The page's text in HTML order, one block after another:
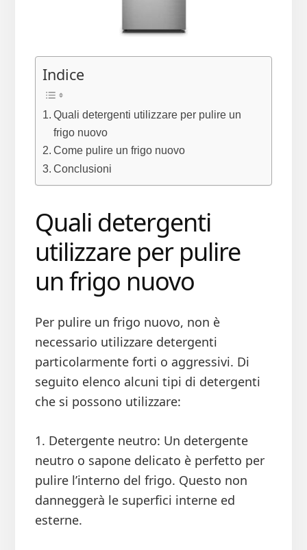
Indice
Quali detergenti utilizzare per pulire un
frigo nuovo
Come pulire un frigo nuovo
Conclusioni
Quali detergenti
utilizzare per pulire
un frigo nuovo
Per pulire un frigo nuovo, non è
necessario utilizzare detergenti
particolarmente forti o aggressivi. Di
seguito elenco alcuni tipi di detergenti
che si possono utilizzare:
1. Detergente neutro: Un detergente
neutro o sapone delicato è perfetto per
pulire l’interno del frigo. Questo non
danneggerà le superfici interne ed
esterne.